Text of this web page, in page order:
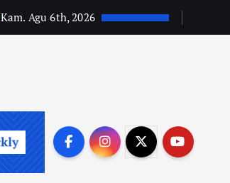
Kam. Agu 6th, 2026